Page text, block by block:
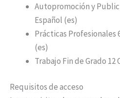
Autopromoción y
Español (es)
Prácticas Profesionales
(es)
Trabajo Fin de Grado 12
Requisitos de acceso